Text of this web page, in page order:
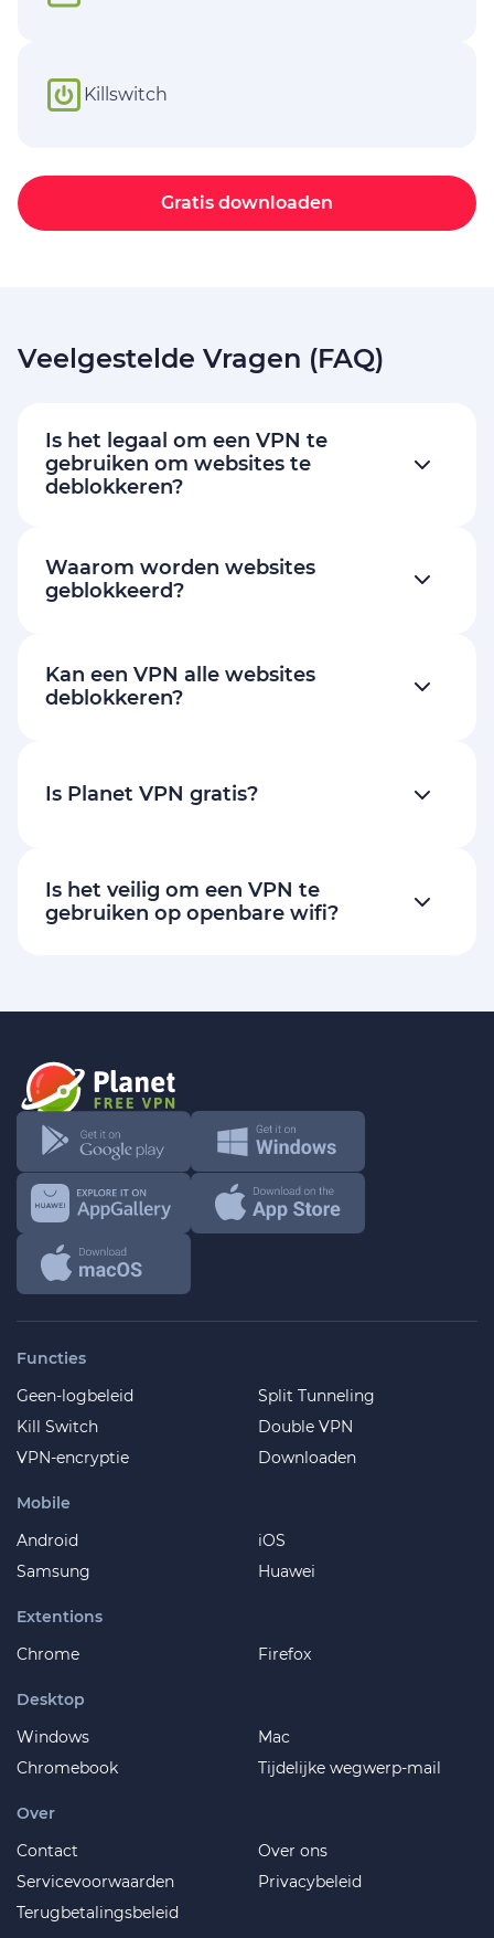
Killswitch
Gratis downloaden
Veelgestelde Vragen (FAQ)
Is het legaal om een VPN te
gebruiken om websites te
deblokkeren?
Waarom worden websites
geblokkeerd?
Kan een VPN alle websites
deblokkeren?
Is Planet VPN gratis?
Is het veilig om een VPN te
gebruiken op openbare wifi?
Mobile
Android
iOS
Samsung
Huawei
Extentions
Chrome
Firefox
Over
Contact
Over ons
Servicevoorwaarden
Privacybeleid
Terugbetalingsbeleid
Functies
Geen-logbeleid
Split Tunneling
Kill Switch
Double VPN
VPN-encryptie
Downloaden
Desktop
Windows
Mac
Chromebook
Tijdelijke wegwerp-mail